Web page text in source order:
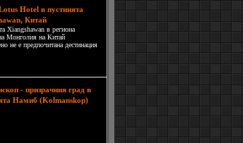
Hotel в пустинята
Китай
Xiangshawan в региона
Монголия на Китай
не е предпочитана дестинация
огромни пясъчни
- призрачния град в
Намиб (Kolmanskop)